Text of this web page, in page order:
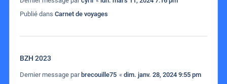
Publié dans Carnet de voyages
BZH 2023
Dernier message par brecouille75 « dim. janv. 28, 2024 9:55 pm